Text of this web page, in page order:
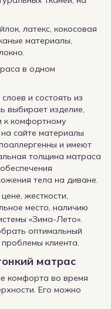
латекс, кокосовая
материалы,
в одном
и состоять из
выбирает изделие,
к комфортному
сайте материалы
и имеют
толщина матраса
тела на диване.
жесткости,
место, наличию
«Зима-Лето».
оптимальный
клиента.
матрас
комфорта во время
Его можно